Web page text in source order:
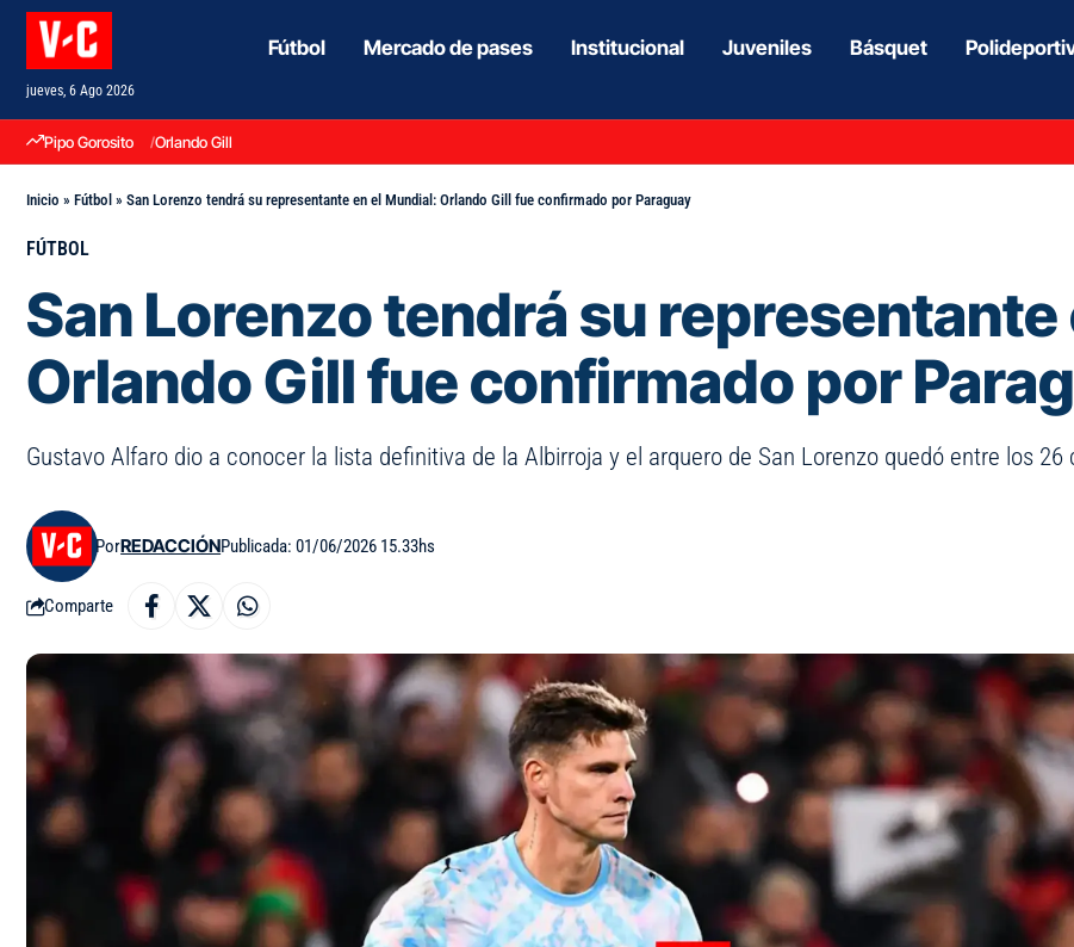
jueves, 6 Ago 2026
Fútbol Mercado de pases Institucional Juveniles Básquet
Pipo Gorosito Orlando Gill
Inicio » Fútbol » San Lorenzo tendrá su representante en el Mundial: Orlando Gill fue confirmado por Paraguay
FÚTBOL
San Lorenzo tendrá su
Orlando Gill fue confirmado por
Gustavo Alfaro dio a conocer la lista definitiva de la Albirroja y el arquero de San Lorenzo quedó entre los
PorREDACCIÓNPublicada: 01/06/2026 15.33hs
Comparte